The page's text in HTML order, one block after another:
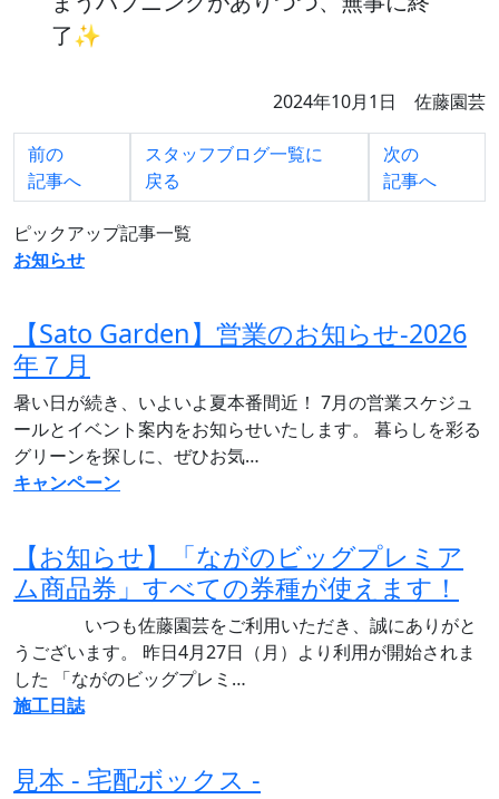
了✨
2024年10月1日 佐藤園芸
前の
記事へ
スタッフブログ一覧に
戻る
次の
記事へ
ピックアップ記事一覧
お知らせ
【Sato Garden】営業のお知らせ‐2026
年７月
暑い日が続き、いよいよ夏本番間近！ 7月の営業スケジュ
ールとイベント案内をお知らせいたします。 暮らしを彩る
グリーンを探しに、ぜひお気…
キャンペーン
【お知らせ】「ながのビッグプレミア
ム商品券」すべての券種が使えます！
いつも佐藤園芸をご利用いただき、誠にありがと
うございます。 昨日4月27日（月）より利用が開始されま
した 「ながのビッグプレミ…
施工日誌
見本 - 宅配ボックス -